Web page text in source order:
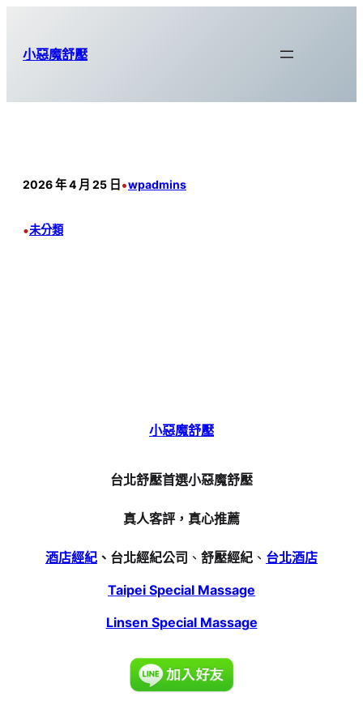
小惡魔舒壓
2026 年 4 月 25 日 •wpadmins
•未分類
小惡魔舒壓
台北舒壓首選小惡魔舒壓
真人客評，真心推薦
酒店經紀 、台北經紀公司 、 舒壓經紀 、 台北酒店
Taipei Special Massage
Linsen Special Massage